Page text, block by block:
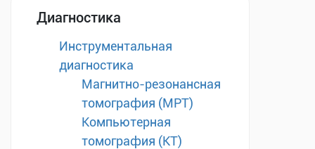
Диагностика
Инструментальная
диагностика
Магнитно-резонансная
томография (МРТ)
Компьютерная
томография (КТ)